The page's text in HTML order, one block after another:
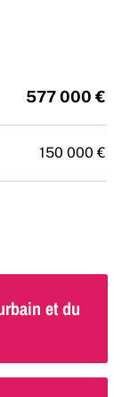
577 000 €
150 000 €
et du